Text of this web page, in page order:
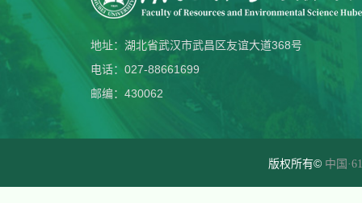
地址：湖北省武汉市武昌区友谊大道368号
电话：027-88661699
邮编：430062
版权所有© 中国